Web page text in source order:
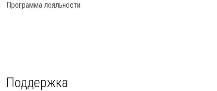
Программа лояльности
Поддержка